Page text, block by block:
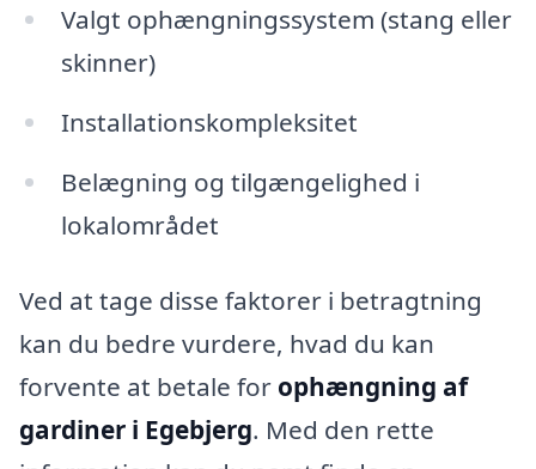
Valgt ophængningssystem (stang eller
skinner)
Installationskompleksitet
Belægning og tilgængelighed i
lokalområdet
Ved at tage disse faktorer i betragtning
kan du bedre vurdere, hvad du kan
forvente at betale for ophængning af
gardiner i Egebjerg. Med den rette